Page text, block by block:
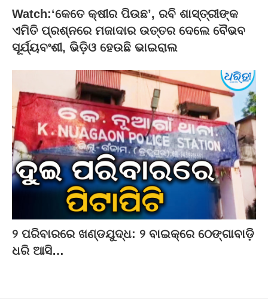
Watch:‘କେତେ କ୍ଷୀର ପିଉଛ’, ରବି ଶାସ୍ତ୍ରୀଙ୍କ
ଏମିତି ପ୍ରଶ୍ନରେ ମଜାଦାର ଉତ୍ତର ଦେଲେ ବୈଭବ
ସୂର୍ଯ୍ୟବଂଶୀ, ଭିଡ଼ିଓ ହେଉଛି ଭାଇରାଲ
୨ ପରିବାରରେ ଖଣ୍ଡଯୁଦ୍ଧ: ୨ ବାଇକ୍‌ରେ ଠେଙ୍ଗାବାଡ଼ି
ଧରି ଆସି…